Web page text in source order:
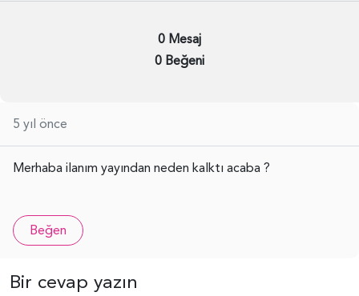
0 Mesaj
0 Beğeni
5 yıl önce
Merhaba ilanım yayından neden kalktı acaba ?
Beğen
Bir cevap yazın